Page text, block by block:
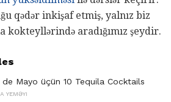
qədər inkişaf etmiş, yalnız biz
kokteyllərində aradığımız şeydir.
de Mayo üçün 10 Tequila Cocktails
YEMƏYI